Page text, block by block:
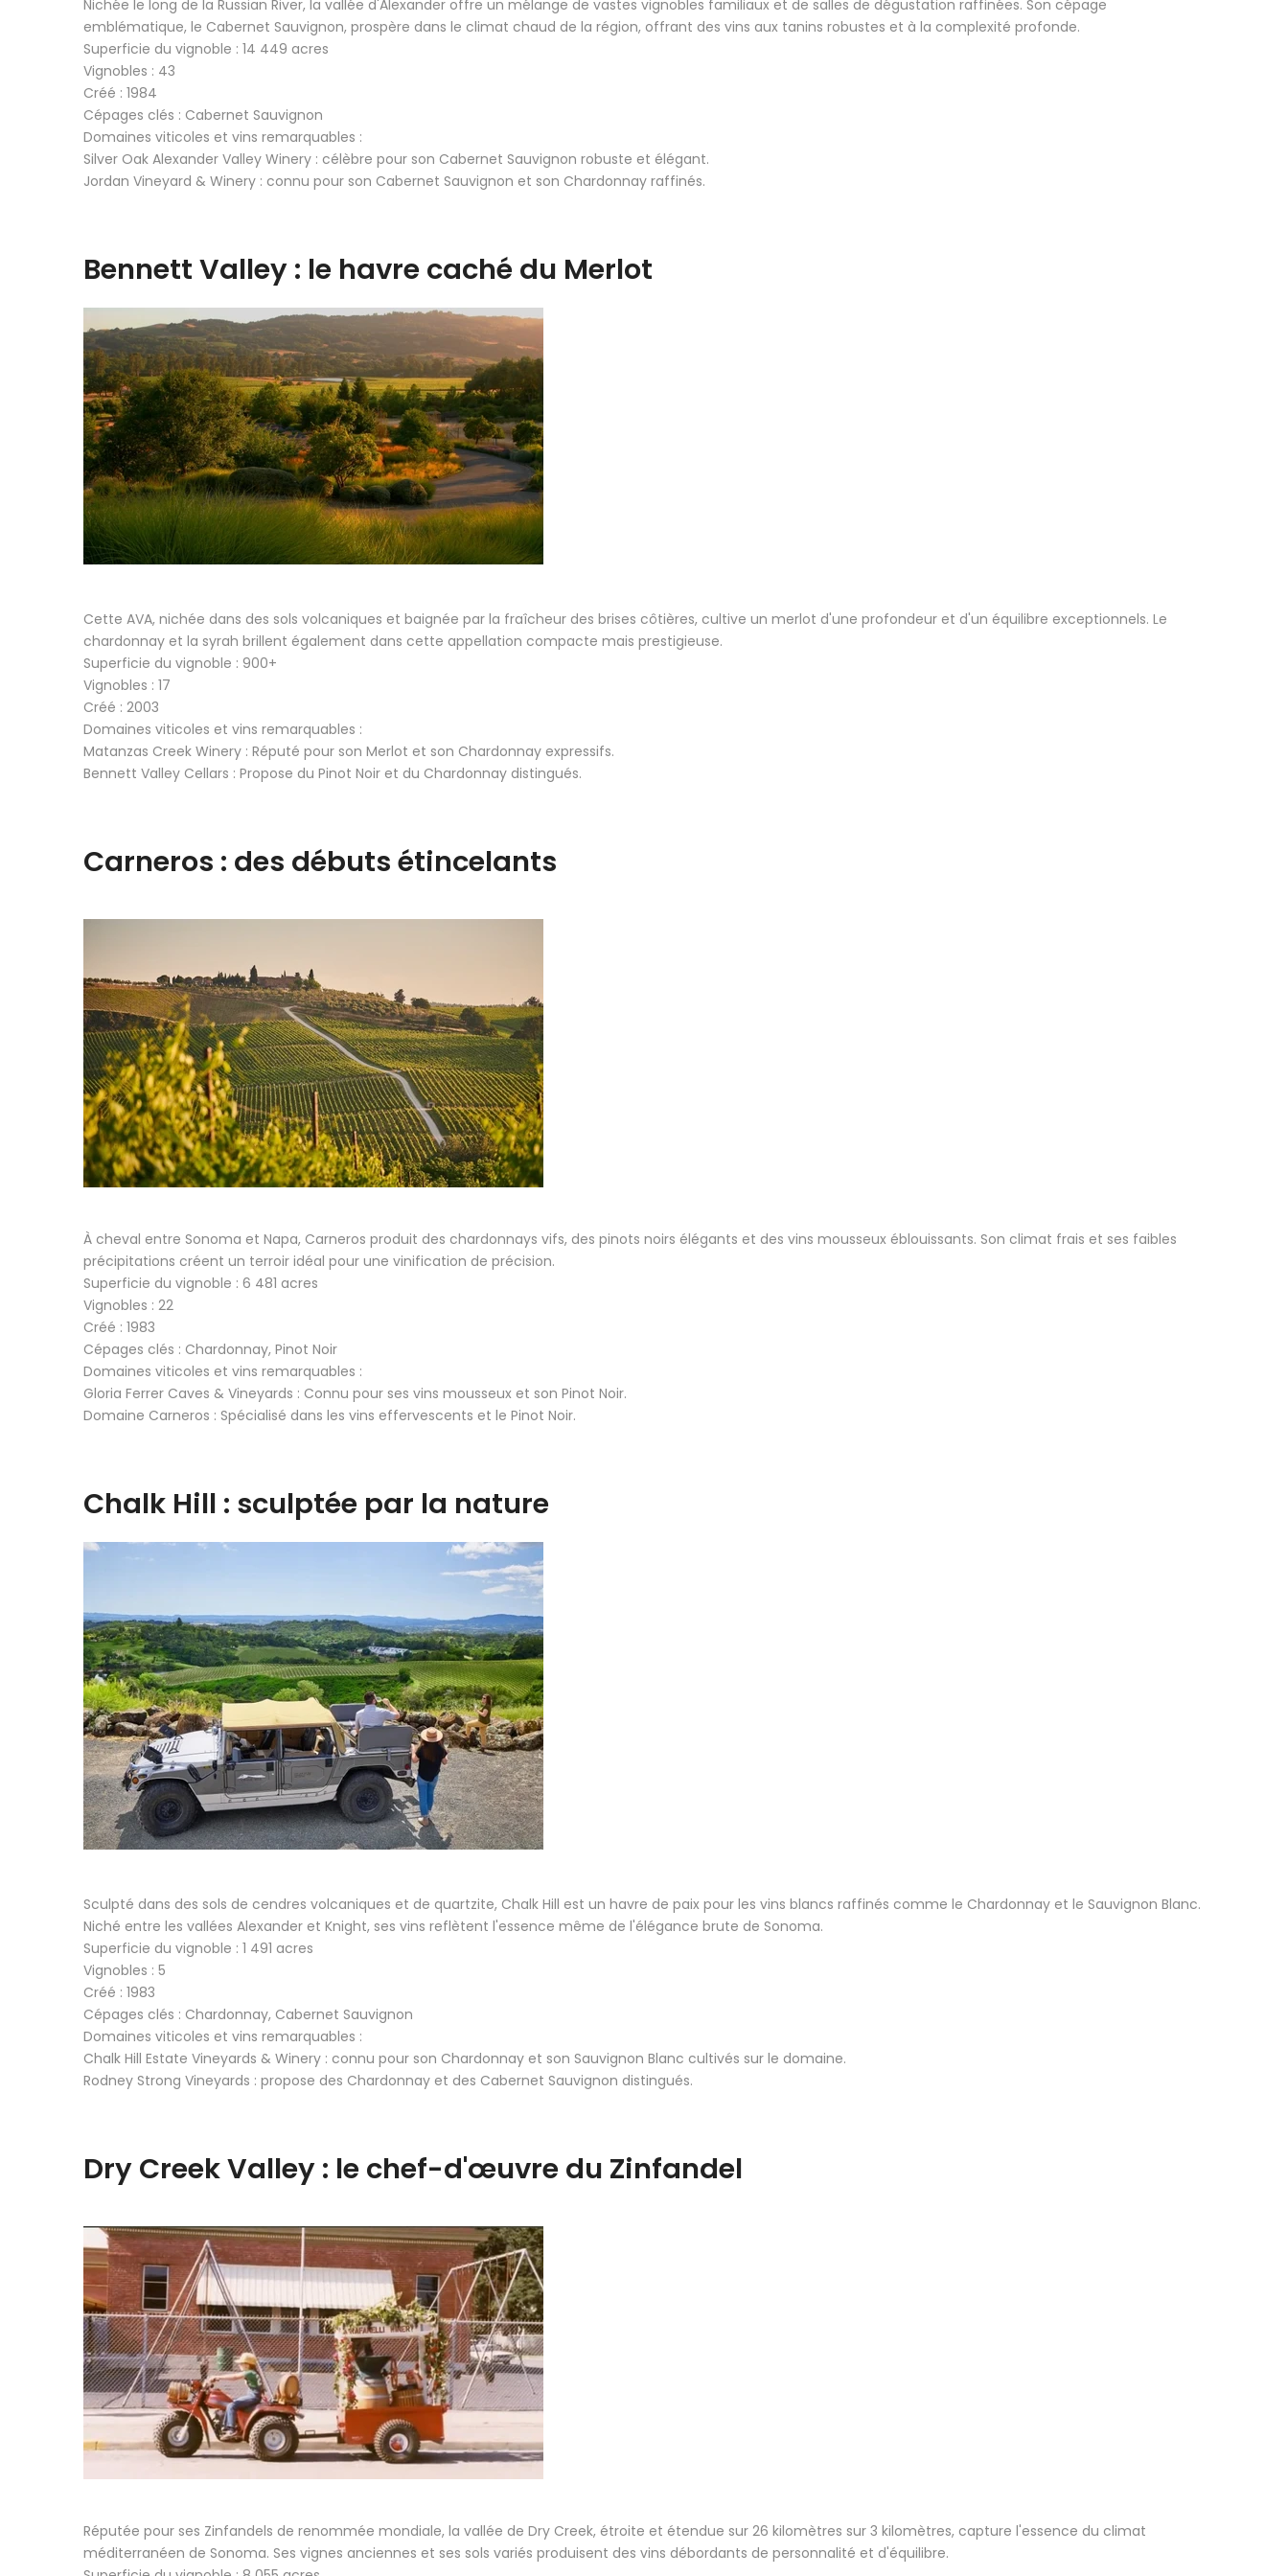
Nichée le long de la Russian River, la vallée d'Alexander offre un mélange de vastes vignobles familiaux et de salles de dégustation raffinées. Son cépage
emblématique, le Cabernet Sauvignon, prospère dans le climat chaud de la région, offrant des vins aux tanins robustes et à la complexité profonde.
Superficie du vignoble : 14 449 acres
Vignobles : 43
Créé : 1984
Cépages clés : Cabernet Sauvignon
Domaines viticoles et vins remarquables :
Silver Oak Alexander Valley Winery : célèbre pour son Cabernet Sauvignon robuste et élégant.
Jordan Vineyard & Winery : connu pour son Cabernet Sauvignon et son Chardonnay raffinés.
Bennett Valley : le havre caché du Merlot
Cette AVA, nichée dans des sols volcaniques et baignée par la fraîcheur des brises côtières, cultive un merlot d'une profondeur et d'un équilibre exceptionnels. Le
chardonnay et la syrah brillent également dans cette appellation compacte mais prestigieuse.
Superficie du vignoble : 900+
Vignobles : 17
Créé : 2003
Domaines viticoles et vins remarquables :
Matanzas Creek Winery : Réputé pour son Merlot et son Chardonnay expressifs.
Bennett Valley Cellars : Propose du Pinot Noir et du Chardonnay distingués.
Carneros : des débuts étincelants
À cheval entre Sonoma et Napa, Carneros produit des chardonnays vifs, des pinots noirs élégants et des vins mousseux éblouissants. Son climat frais et ses faibles
précipitations créent un terroir idéal pour une vinification de précision.
Superficie du vignoble : 6 481 acres
Vignobles : 22
Créé : 1983
Cépages clés : Chardonnay, Pinot Noir
Domaines viticoles et vins remarquables :
Gloria Ferrer Caves & Vineyards : Connu pour ses vins mousseux et son Pinot Noir.
Domaine Carneros : Spécialisé dans les vins effervescents et le Pinot Noir.
Chalk Hill : sculptée par la nature
Sculpté dans des sols de cendres volcaniques et de quartzite, Chalk Hill est un havre de paix pour les vins blancs raffinés comme le Chardonnay et le Sauvignon Blanc.
Niché entre les vallées Alexander et Knight, ses vins reflètent l'essence même de l'élégance brute de Sonoma.
Superficie du vignoble : 1 491 acres
Vignobles : 5
Créé : 1983
Cépages clés : Chardonnay, Cabernet Sauvignon
Domaines viticoles et vins remarquables :
Chalk Hill Estate Vineyards & Winery : connu pour son Chardonnay et son Sauvignon Blanc cultivés sur le domaine.
Rodney Strong Vineyards : propose des Chardonnay et des Cabernet Sauvignon distingués.
Dry Creek Valley : le chef-d'œuvre du Zinfandel
Réputée pour ses Zinfandels de renommée mondiale, la vallée de Dry Creek, étroite et étendue sur 26 kilomètres sur 3 kilomètres, capture l'essence du climat
méditerranéen de Sonoma. Ses vignes anciennes et ses sols variés produisent des vins débordants de personnalité et d'équilibre.